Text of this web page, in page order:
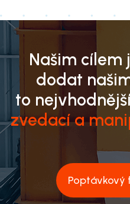
Našim cílem
dodat
to
zvedací a
Poptávkový